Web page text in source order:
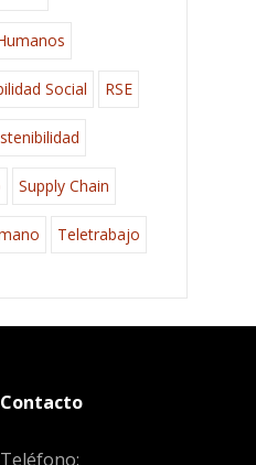
Social RSE
Supply Chain
Teletrabajo
Contacto
Teléfono: